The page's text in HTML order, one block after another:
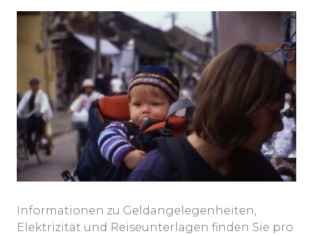
Informationen zu Geldangelegenheiten,
Elektrizität und Reiseunterlagen finden Sie pro